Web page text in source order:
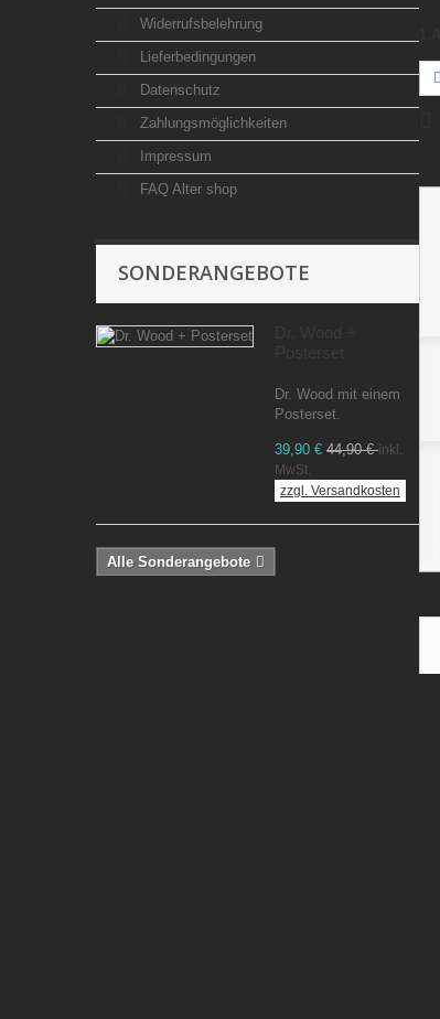
Widerrufsbelehrung
Lieferbedingungen
Datenschutz
Zahlungsmöglichkeiten
Impressum
FAQ Alter shop
SONDERANGEBOTE
Dr. Wood mit einem
Posterset.
39,90 € 44,90 €inkl.
MwSt.
zzgl. Versandkosten
Alle Sonderangebote